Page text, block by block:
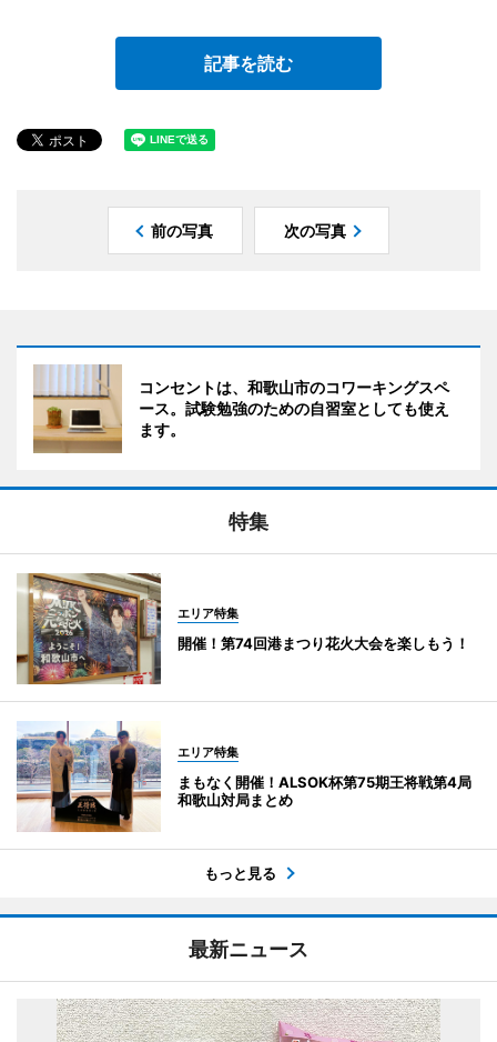
記事を読む
前の写真 次の写真
コンセントは、和歌山市のコワーキングスペ
ース。試験勉強のための自習室としても使え
ます。
特集
エリア特集
開催！第74回港まつり花火大会を楽しもう！
エリア特集
まもなく開催！ALSOK杯第75期王将戦第4局
和歌山対局まとめ
もっと見る
最新ニュース